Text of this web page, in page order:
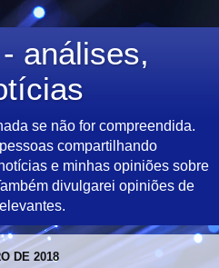
análises,
se não for compreendida.
compartilhando
e minhas opiniões sobre
divulgarei opiniões de
DE 2018